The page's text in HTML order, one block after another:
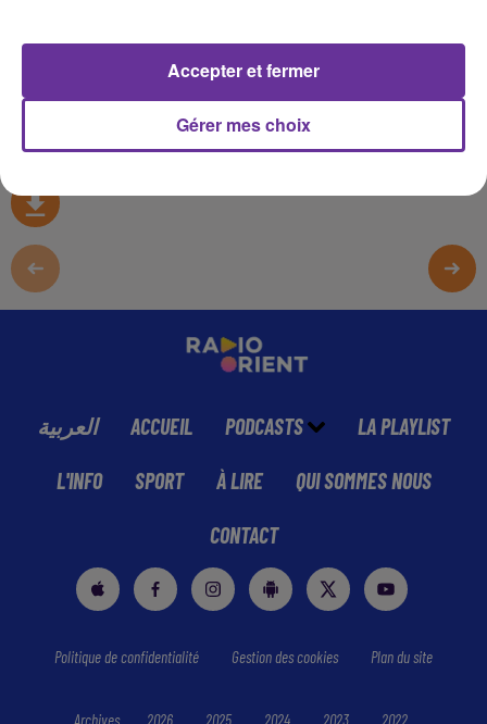
d’opposition à Villetaneuse.
0:00 37 min 44 sec
العربية ACCUEIL PODCASTS LA PLAYLIST
L'INFO SPORT À LIRE QUI SOMMES NOUS
CONTACT
Politique de confidentialité Gestion des cookies Plan du site
Archives 2026 2025 2024 2023 2022
Gérer mes choix
Accepter et fermer